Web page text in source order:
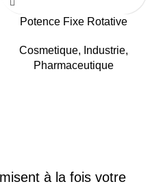
Potence Fixe Rotative
Cosmetique, Industrie,
Pharmaceutique
à la fois votre